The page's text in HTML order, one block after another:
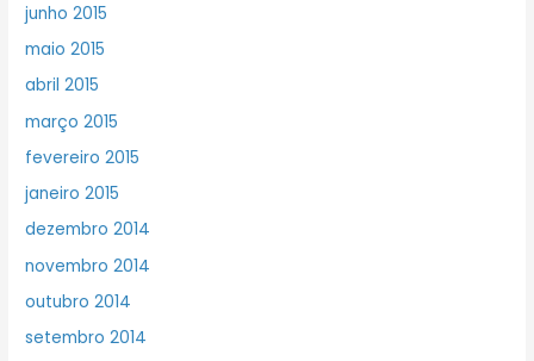
junho 2015
maio 2015
abril 2015
março 2015
fevereiro 2015
janeiro 2015
dezembro 2014
novembro 2014
outubro 2014
setembro 2014